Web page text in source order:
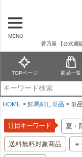
MENU
菅乃屋 【公式通
TOPページ 商品一覧
HOME 鮮馬刺し単品 単
注目キーワード 夏・
送料無料対象商品